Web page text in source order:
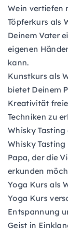
Wein vertiefen
Töpferkurs als
Deinem Vater
eigenen
kann.
Kunstkurs als
bietet Deinem
Kreativität
Techniken zu
Whisky
Whisky
Papa, der die
erkunden
Yoga Kurs als
Yoga Kurs
Entspannung
Geist in